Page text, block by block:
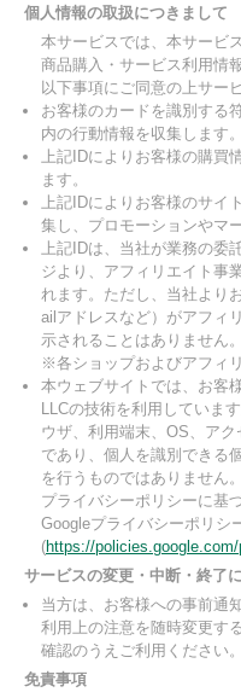
個人情報の取扱につきまして
本サービスでは、本サービ
商品購入・サービス利用情
以下事項にご同意の上サー
お客様のカードを識別する
内の行動情報を収集します。
上記IDによりお客様の購買
ます。
上記IDによりお客様のサイ
集し、プロモーションやマ
上記IDは、当社が業務の委
ジより、アフィリエイト事
れます。ただし、当社より
ailアドレスなど）がアフィ
示されることはありません。
※各ショップおよびアフィ
本ウェブサイトでは、お客
LLCの技術を利用していま
ウザ、利用端末、OS、ア
であり、個人を識別できる
を行うものではありません
プライバシーポリシーに基
Googleプライバシーポリシ
(https://
サービスの変更・中断・終了
当方は、お客様への事前通
利用上の注意を随時変更す
確認のうえご利用ください。
免責事項